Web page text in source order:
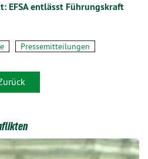
EFSA entlässt Führungskraft
Pressemitteilungen